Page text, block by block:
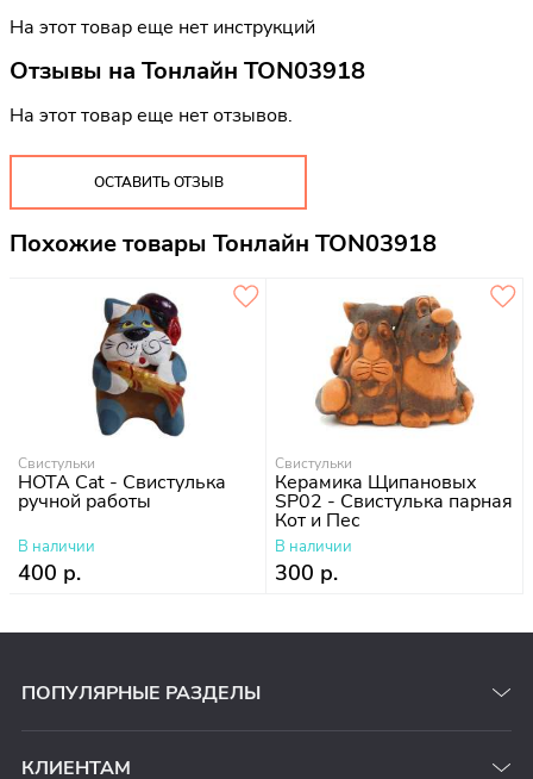
На этот товар еще нет инструкций
Отзывы на Тонлайн TON03918
На этот товар еще нет отзывов.
ОСТАВИТЬ ОТЗЫВ
Похожие товары Тонлайн TON03918
Свистульки
НОТА Cat - Cвистулька
ручной работы
В наличии
400 р.
Свистульки
Керамика Щипановых
SP02 - Свистулька парная
Кот и Пес
В наличии
300 р.
ПОПУЛЯРНЫЕ РАЗДЕЛЫ
КЛИЕНТАМ